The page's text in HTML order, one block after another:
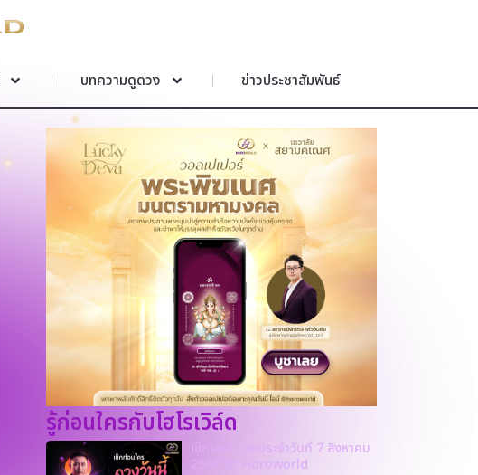
บทความดูดวง ข่าวประชาสัมพันธ์
รู้ก่อนใครกับโฮโรเวิล์ด
เช็กเลย! ดวงประจำวันที่ 7 สิงหาคม
2569 BY Horoworld